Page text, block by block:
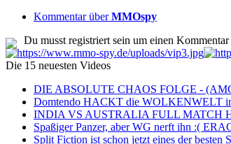
Kommentar überMMOspy
Du musst registriert sein um einen
Die 15 neuesten Videos
DIE ABSOLUTE CHAOS FOLGE -
Domtendo HACKT die WOLKENWELT
INDIA VS AUSTRALIA FULL MATCH
Spaßiger Panzer, aber WG nerft ihn :(
Split Fiction ist schon jetzt eines der besten